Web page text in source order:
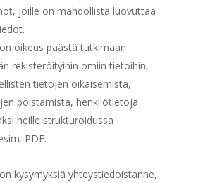
joille on mahdollista luovuttaa
oikeus päästä tutkimaan
rekisteröityihin omiin tietoihin,
tietojen oikaisemista,
poistamista, henkilötietoja
heille strukturoidussa
PDF.
kysymyksiä yhteystiedoistanne,